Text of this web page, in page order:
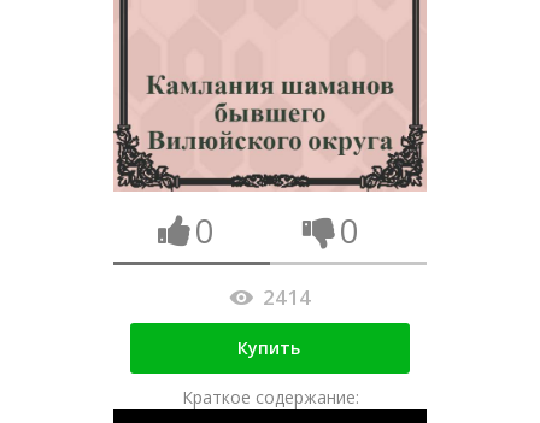
0 0
2414
Купить
Краткое содержание: